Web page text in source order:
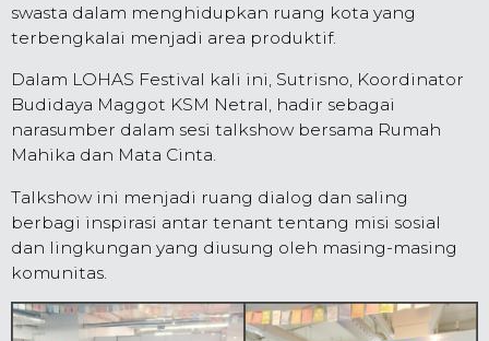
swasta dalam menghidupkan ruang kota yang
terbengkalai menjadi area produktif.
Dalam LOHAS Festival kali ini, Sutrisno, Koordinator
Budidaya Maggot KSM Netral, hadir sebagai
narasumber dalam sesi talkshow bersama Rumah
Mahika dan Mata Cinta.
Talkshow ini menjadi ruang dialog dan saling
berbagi inspirasi antar tenant tentang misi sosial
dan lingkungan yang diusung oleh masing-masing
komunitas.